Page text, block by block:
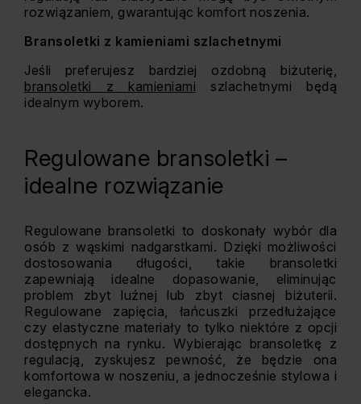
rozwiązaniem, gwarantując komfort noszenia.
Bransoletki z kamieniami szlachetnymi
Jeśli preferujesz bardziej ozdobną biżuterię,
bransoletki z kamieniami szlachetnymi będą
idealnym wyborem.
Regulowane bransoletki –
idealne rozwiązanie
Regulowane bransoletki to doskonały wybór dla
osób z wąskimi nadgarstkami. Dzięki możliwości
dostosowania długości, takie bransoletki
zapewniają idealne dopasowanie, eliminując
problem zbyt luźnej lub zbyt ciasnej biżuterii.
Regulowane zapięcia, łańcuszki przedłużające
czy elastyczne materiały to tylko niektóre z opcji
dostępnych na rynku. Wybierając bransoletkę z
regulacją, zyskujesz pewność, że będzie ona
komfortowa w noszeniu, a jednocześnie stylowa i
elegancka.